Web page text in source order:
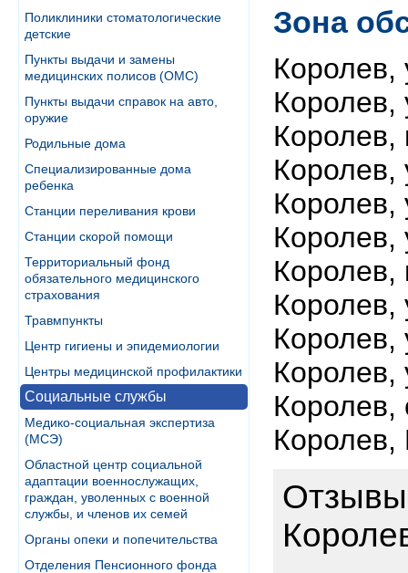
Поликлиники стоматологические
детские
Пункты выдачи и замены
медицинских полисов (ОМС)
Пункты выдачи справок на авто,
оружие
Родильные дома
Специализированные дома
ребенка
Станции переливания крови
Станции скорой помощи
Территориальный фонд
обязательного медицинского
страхования
Травмпункты
Центр гигиены и эпидемиологии
Центры медицинской профилактики
Социальные службы
Медико-социальная экспертиза
(МСЭ)
Областной центр социальной
адаптации военнослужащих,
граждан, уволенных с военной
службы, и членов их семей
Органы опеки и попечительства
Отделения Пенсионного фонда
Зона
Королев,
Королев,
Королев,
Королев,
Королев,
Королев,
Королев,
Королев,
Королев,
Королев,
Королев,
Королев,
Отзывы